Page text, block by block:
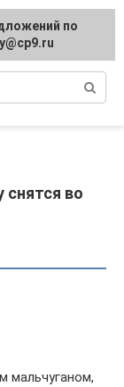
снятся во
мальчуганом,
по